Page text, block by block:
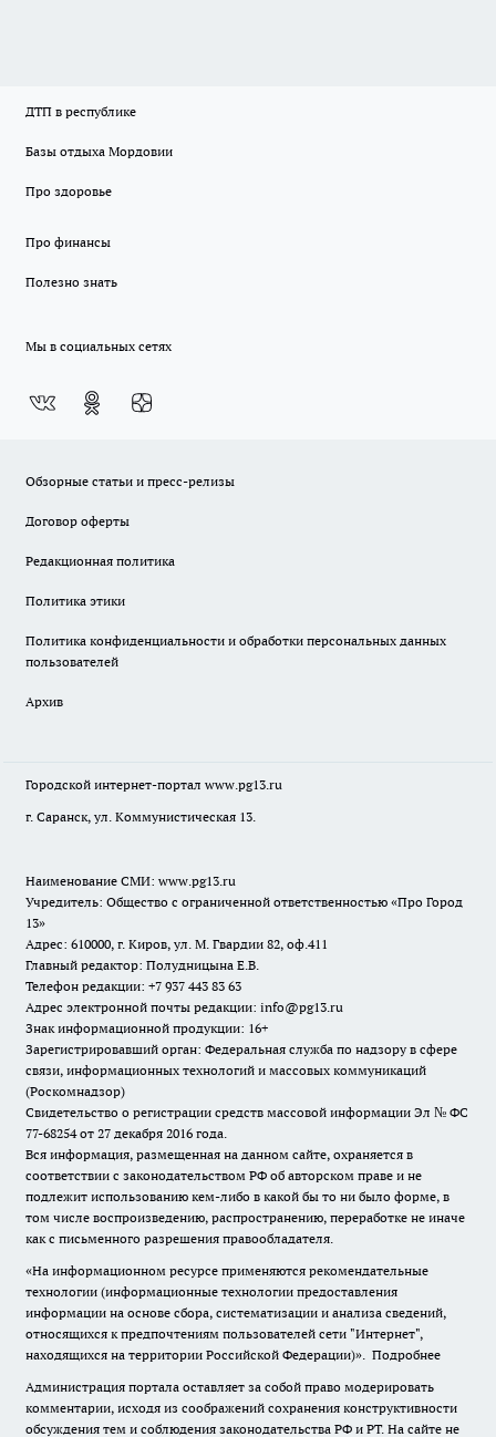
ДТП в республике
Базы отдыха Мордовии
Про здоровье
Про финансы
Полезно знать
Мы в социальных сетях
Обзорные статьи и пресс-релизы
Договор оферты
Редакционная политика
Политика этики
Политика конфиденциальности и обработки персональных данных
пользователей
Архив
Городской интернет-портал www.pg13.ru
г. Саранск, ул. Коммунистическая 13.
Наименование СМИ: www.pg13.ru
Учредитель: Общество с ограниченной ответственностью «Про Город
13»
Адрес: 610000, г. Киров, ул. М. Гвардии 82, оф.411
Главный редактор: Полудницына Е.В.
Телефон редакции: +7 937 443 83 63
Адрес электронной почты редакции: info@pg13.ru
Знак информационной продукции: 16+
Зарегистрировавший орган: Федеральная служба по надзору в сфере
связи, информационных технологий и массовых коммуникаций
(Роскомнадзор)
Свидетельство о регистрации средств массовой информации Эл № ФС
77-68254 от 27 декабря 2016 года.
Вся информация, размещенная на данном сайте, охраняется в
соответствии с законодательством РФ об авторском праве и не
подлежит использованию кем-либо в какой бы то ни было форме, в
том числе воспроизведению, распространению, переработке не иначе
как с письменного разрешения правообладателя.
«На информационном ресурсе применяются рекомендательные
технологии (информационные технологии предоставления
информации на основе сбора, систематизации и анализа сведений,
относящихся к предпочтениям пользователей сети "Интернет",
находящихся на территории Российской Федерации)». Подробнее
Администрация портала оставляет за собой право модерировать
комментарии, исходя из соображений сохранения конструктивности
обсуждения тем и соблюдения законодательства РФ и РТ. На сайте не